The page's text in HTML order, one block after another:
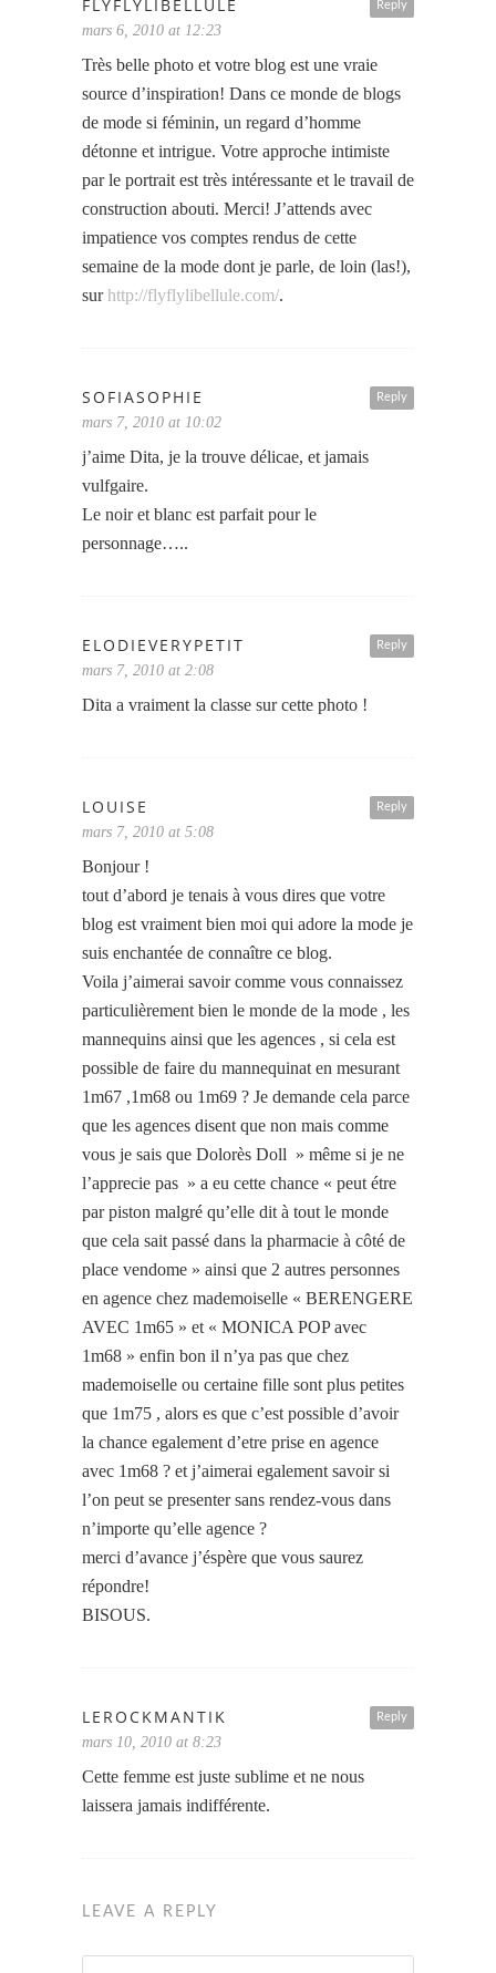
Reply
FLYFLYLIBELLULE
mars 6, 2010 at 12:23
Très belle photo et votre blog est une vraie
source d’inspiration! Dans ce monde de blogs
de mode si féminin, un regard d’homme
détonne et intrigue. Votre approche intimiste
par le portrait est très intéressante et le travail de
construction abouti. Merci! J’attends avec
impatience vos comptes rendus de cette
semaine de la mode dont je parle, de loin (las!),
surhttp://flyflylibellule.com/.
Reply
SOFIASOPHIE
mars 7, 2010 at 10:02
j’aime Dita, je la trouve délicae, et jamais
vulfgaire.
Le noir et blanc est parfait pour le
personnage…..
Reply
ELODIEVERYPETIT
mars 7, 2010 at 2:08
Dita a vraiment la classe sur cette photo !
Reply
LOUISE
mars 7, 2010 at 5:08
Bonjour !
tout d’abord je tenais à vous dires que votre
blog est vraiment bien moi qui adore la mode je
suis enchantée de connaître ce blog.
Voila j’aimerai savoir comme vous connaissez
particulièrement bien le monde de la mode , les
mannequins ainsi que les agences , si cela est
possible de faire du mannequinat en mesurant
1m67 ,1m68 ou 1m69 ? Je demande cela parce
que les agences disent que non mais comme
vous je sais que Dolorès Doll » même si je ne
l’apprecie pas » a eu cette chance « peut étre
par piston malgré qu’elle dit à tout le monde
que cela sait passé dans la pharmacie à côté de
place vendome » ainsi que 2 autres personnes
en agence chez mademoiselle « BERENGERE
AVEC 1m65 » et « MONICA POP avec
1m68 » enfin bon il n’ya pas que chez
mademoiselle ou certaine fille sont plus petites
que 1m75 , alors es que c’est possible d’avoir
la chance egalement d’etre prise en agence
avec 1m68 ? et j’aimerai egalement savoir si
l’on peut se presenter sans rendez-vous dans
n’importe qu’elle agence ?
merci d’avance j’éspère que vous saurez
répondre!
BISOUS.
Reply
LEROCKMANTIK
mars 10, 2010 at 8:23
Cette femme est juste sublime et ne nous
laissera jamais indifférente.
LEAVE A REPLY